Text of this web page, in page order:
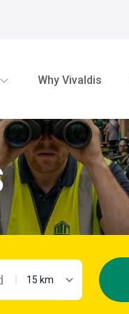
Why Vivaldis
maximum distance